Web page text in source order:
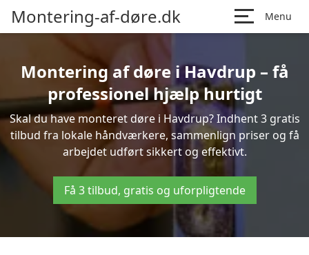
Montering-af-døre.dk Menu
Montering af døre i Havdrup – få
professionel hjælp hurtigt
Skal du have monteret døre i Havdrup? Indhent 3 gratis
tilbud fra lokale håndværkere, sammenlign priser og få
arbejdet udført sikkert og effektivt.
Få 3 tilbud, gratis og uforpligtende